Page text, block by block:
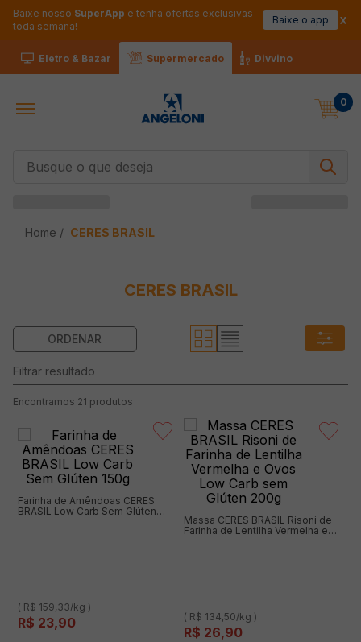
Baixe nosso SuperApp e tenha ofertas exclusivas
toda semana!
Baixe o app
Eletro & Bazar Supermercado Divvino
0
CERES BRASIL
CERES BRASIL
21 produtos
Farinha de Amêndoas CERES
BRASIL Low Carb Sem Glúten
( R$ 159,33/kg )
R$ 23,90
Massa CERES BRASIL Risoni de
Farinha de Lentilha Vermelha e
( R$ 134,50/kg )
R$ 26,90